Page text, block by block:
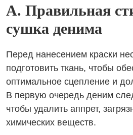
A. Правильная
сушка денима
Перед нанесением краски
подготовить ткань, чтобы
оптимальное сцепление и
В первую очередь деним
чтобы удалить аппрет,
химических веществ.